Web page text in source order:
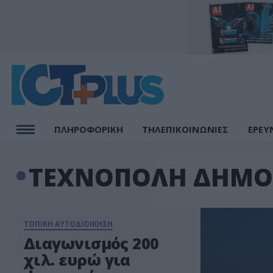
ΠΛΗΡΟΦΟΡΙΚΗ ΤΗΛΕΠΙΚΟΙΝΩΝΙΕΣ
ΤΕΧΝΟΠΟΛΗ
ΤΟΠΙΚΗ ΑΥΤΟΔΙΟΙΚΗΣΗ
Διαγωνισμός 200
χιλ. ευρώ για